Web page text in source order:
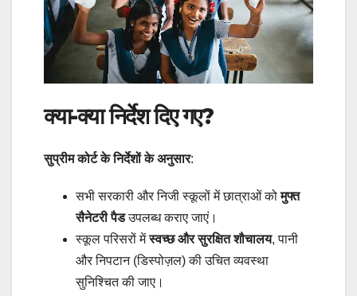
क्या-क्या निर्देश दिए गए?
सुप्रीम कोर्ट के निर्देशों के अनुसार:
सभी सरकारी और निजी स्कूलों में छात्राओं कोमुफ्त
सैनेटरी पैडउपलब्ध कराए जाएं।
स्कूल परिसरों मेंस्वच्छ और सुरक्षित शौचालय, पानी
और निपटान (डिस्पोज़ल) की उचित व्यवस्था
सुनिश्चित की जाए।